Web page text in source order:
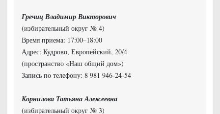
Гречиц Владимир Викторович
(избирательный округ № 4)
Время приема: 17:00–18:00
Адрес: Кудрово, Европейский, 20/4
(пространство «Наш общий дом»)
Запись по телефону: 8 981 946-24-54
Корнилова Татьяна Алексеевна
(избирательный округ № 3)